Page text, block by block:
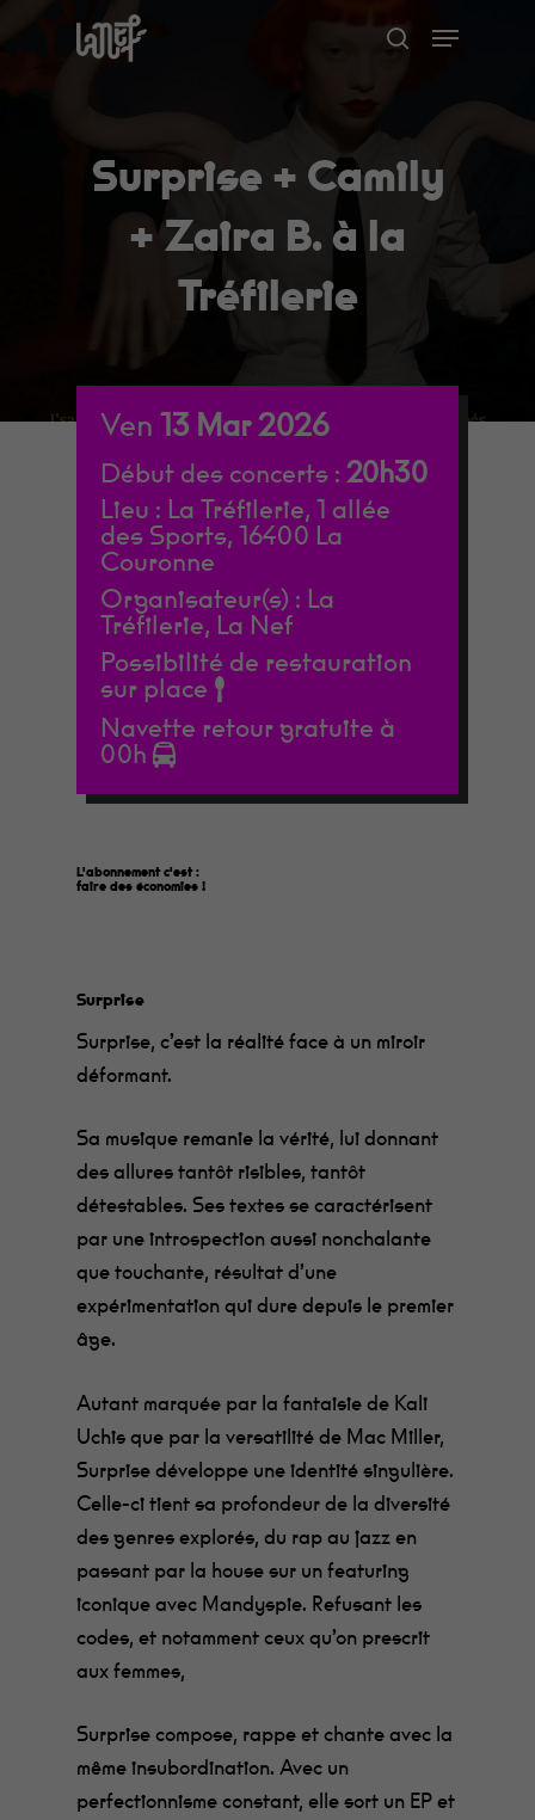
search
Menu
Surprise + Camily
+ Zaira B. à la
Tréfilerie
Ven 13 Mar 2026
Début des concerts : 20h30
Lieu : La Tréfilerie, 1 allée
des Sports, 16400 La
Couronne
Organisateur(s) : La
Tréfilerie, La Nef
Possibilité de restauration
sur place
Navette retour gratuite à
00h
L'abonnement c'est :
faire des économies
le programme dans votre boîte aux lettres
Surprise
Surprise, c’est la réalité face à un miroir
déformant.
Sa musique remanie la vérité, lui donnant
des allures tantôt risibles, tantôt
détestables. Ses textes se caractérisent
par une introspection aussi nonchalante
que touchante, résultat d’une
expérimentation qui dure depuis le premier
âge.
Autant marquée par la fantaisie de Kali
Uchis que par la versatilité de Mac Miller,
Surprise développe une identité singulière.
Celle-ci tient sa profondeur de la diversité
des genres explorés, du rap au jazz en
passant par la house sur un featuring
iconique avec Mandyspie. Refusant les
codes, et notamment ceux qu’on prescrit
aux femmes,
Surprise compose, rappe et chante avec la
même insubordination. Avec un
perfectionnisme constant, elle sort un EP et